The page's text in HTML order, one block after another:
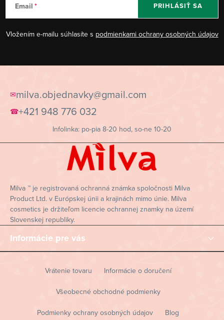
Email
Vložením e-mailu súhlasíte s podmienkami ochrany osobných údajov
PRIHLÁSIŤ SA
t
Milva ™ je registrovaná ochranná známka spoločnosti Milva
Product Ltd. v Európskej únii a krajinách mimo únie. Milva
cosmetics je držiteľom licencie ochrannej znamky na území
Slovenskej republiky.
✉milva.objednavky@gmail.com
☎+421 948 776 032
Infolinka: po-pia 8-20 hod, so-ne 10-20
Informácie pre vás
Vrátenie tovaru Informácie o doručení
Všeobecné obchodné podmienky
Podmienky ochrany osobných údajov Blog